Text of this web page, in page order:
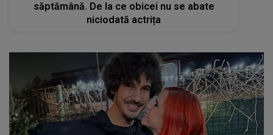
săptămână. De la ce obicei nu se abate
niciodată actrița